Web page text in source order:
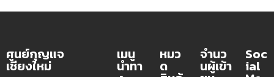
ศูนย์กุญแจ
เชียงใหม่
เมนู
นำทา
หมว
ด
จำนว
นผู้เข้า
Soc
ial